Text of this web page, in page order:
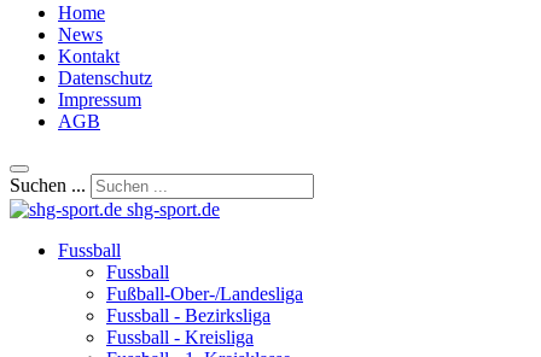
Home
News
Kontakt
Datenschutz
Impressum
AGB
Suchen ...
shg-sport.de
Fussball
Fussball
Fußball-Ober-/Landesliga
Fussball - Bezirksliga
Fussball - Kreisliga